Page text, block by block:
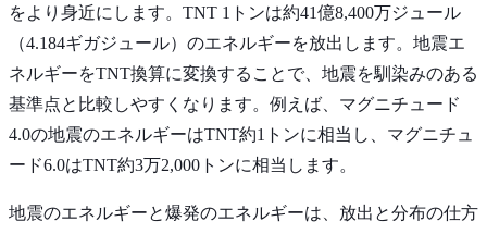
をより身近にします。TNT 1トンは約41億8,400万ジュール
（4.184ギガジュール）のエネルギーを放出します。地震エ
ネルギーをTNT換算に変換することで、地震を馴染みのある
基準点と比較しやすくなります。例えば、マグニチュード
4.0の地震のエネルギーはTNT約1トンに相当し、マグニチュ
ード6.0はTNT約3万2,000トンに相当します。
地震のエネルギーと爆発のエネルギーは、放出と分布の仕方